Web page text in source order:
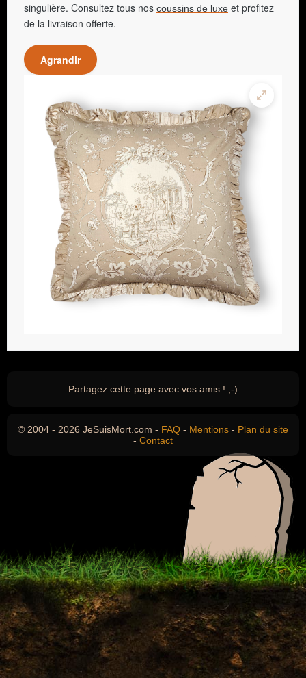
singulière. Consultez tous nos coussins de luxe et profitez
de la livraison offerte.
Agrandir
Partagez cette page avec vos amis ! ;-)
© 2004 - 2026 JeSuisMort.com - FAQ - Mentions - Plan du site
- Contact